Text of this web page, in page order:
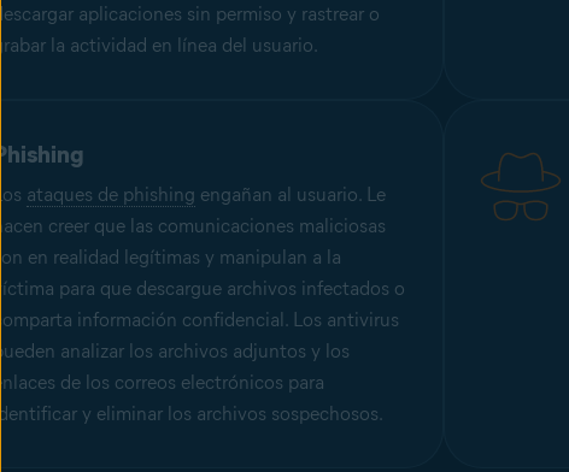
aplicaciones sin permiso y rastrear o
la actividad en línea del usuario.
ataques de phishing engañan al usuario. Le
creer que las comunicaciones maliciosas
en realidad legítimas y manipulan a la
para que descargue archivos infectados o
información confidencial. Los antivirus
analizar los archivos adjuntos y los
de los correos electrónicos para
y eliminar los archivos sospechosos.